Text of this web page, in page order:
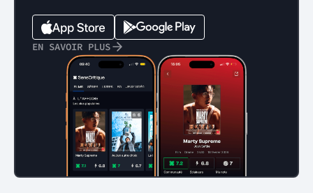
EN SAVOIR PLUS